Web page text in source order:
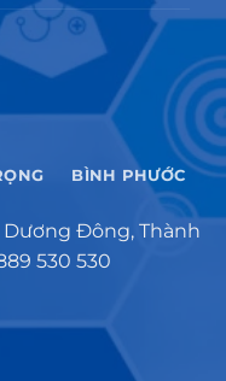
BÌNH PHƯỚC
Đông, Thành
530 530